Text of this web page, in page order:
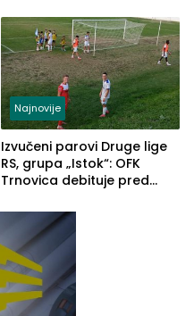
Najnovije
Izvučeni parovi Druge lige
RS, grupa „Istok“: OFK
Trnovica debituje pred
Drine HE